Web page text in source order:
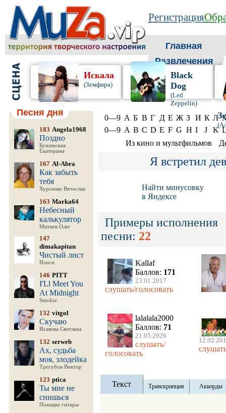
Регистрация
Главная
Развлечения
Искала
(Земфира)
Black
Dog
(Led
Zeppelin)
Песня дня
183 Angela1968
Поздно
Бужинская
Екатерина
167 Al-Abra
Как забыть
тебя
Хурсенко Вячеслав
163 Marka64
Небесный
калькулятор
Митяев Олег
147
dimakapitan
Чистый лист
Нэнси
146 PITT
I'Ll Meet You
At Midnight
Smokie
132 vitgol
Скучаю
Исакова Светлана
132 serweb
Ах, судьба
моя, злодейка
Трегубов Виктор
123 ptica
Ты мне не
снишься
Поющие гитары
0—9 А Б В Г Д Е Ж З И К Л
0—9 A B C D E F G H I J K
Из кино и мультфильмов
Я встретил
Найти минусовку
в Яндексе
Примеры исполнения
песни: 22
Kallaf
Баллов: 171
23.01.2017
слушать/голосовать
lalalala2000
Баллов: 71
21.05.2026
слушать/
голосовать
Текст Транскрипция Аккорды